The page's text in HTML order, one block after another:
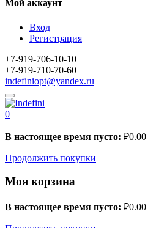
Мой аккаунт
Вход
Регистрация
+7-919-706-10-10
+7-919-710-70-60
indefiniopt@yandex.ru
0
В настоящее время пусто: ₽0.00
Продолжить покупки
Моя корзина
В настоящее время пусто: ₽0.00